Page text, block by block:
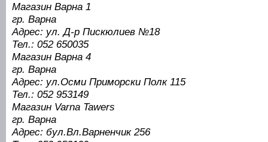
Mагазин Варна 1
гр. Варна
Адрес: ул. Д-р Пискюлиев №18
Тел.: 052 650035
Магазин Варна 4
гр. Варна
Адрес: ул.Осми Приморски Полк 115
Тел.: 052 953149
Магазин Varna Tawers
гр. Варна
Адрес: бул.Вл.Варненчик 256